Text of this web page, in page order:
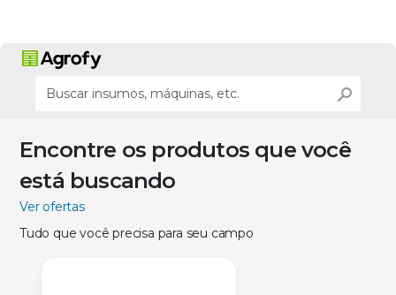
Encontre os produtos que você
está buscando
Ver ofertas
Tudo que você precisa para seu campo